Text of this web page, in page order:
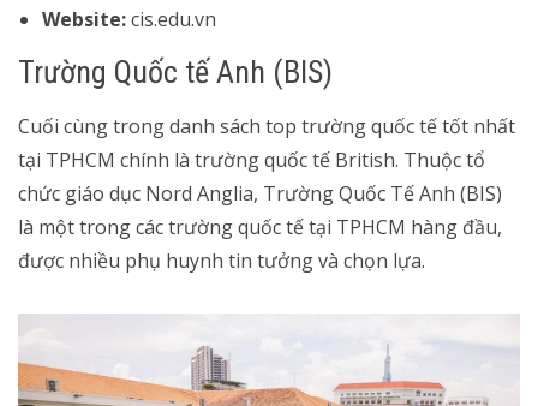
Website:cis.edu.vn
Trường Quốc tế Anh (BIS)
Cuối cùng trong danh sách top trường quốc tế tốt nhất
tại TPHCM chính là trường quốc tế British. Thuộc tổ
chức giáo dục Nord Anglia, Trường Quốc Tế Anh (BIS)
là một trong các trường quốc tế tại TPHCM hàng đầu,
được nhiều phụ huynh tin tưởng và chọn lựa.